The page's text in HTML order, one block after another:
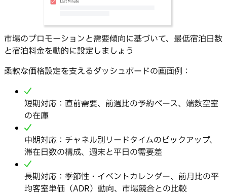
市場のプロモーションと需要傾向に基づいて、最低宿泊日数
と宿泊料金を動的に設定しましょう
柔軟な価格設定を支えるダッシュボードの画面例：
短期対応：直前需要、前週比の予約ペース、端数空室
の在庫
中期対応：チャネル別リードタイムのピックアップ、
滞在日数の構成、週末と平日の需要差
長期対応：季節性・イベントカレンダー、前月比の平
均客室単価（ADR）動向、市場競合との比較